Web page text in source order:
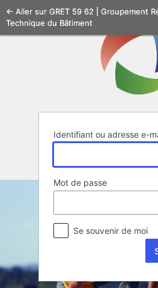
Se
connecter
Identifiant ou adresse e-
Mot de passe
Se souvenir de moi
← Aller sur GRET 59 62 | Groupement
Technique du Bâtiment